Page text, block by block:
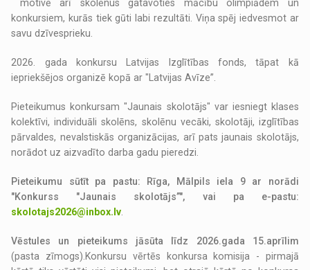
motivē arī skolēnus gatavoties mācību olimpiādēm un
konkursiem, kurās tiek gūti labi rezultāti. Viņa spēj iedvesmot ar
savu dzīvesprieku.
2026. gada konkursu Latvijas Izglītības fonds, tāpat kā
iepriekšējos organizē kopā ar "Latvijas Avīze”.
Pieteikumus konkursam "Jaunais skolotājs" var iesniegt klases
kolektīvi, individuāli skolēns, skolēnu vecāki, skolotāji, izglītības
pārvaldes, nevalstiskās organizācijas, arī pats jaunais skolotājs,
norādot uz aizvadīto darba gadu pieredzi.
Pieteikumu sūtīt pa pastu: Rīga, Mālpils iela 9 ar norādi
"Konkurss "Jaunais skolotājs”", vai pa e-pastu:
skolotajs2026@inbox.lv
Vēstules un pieteikums jāsūta līdz 2026.gada 15.aprīlim
(pasta zīmogs).Konkursu vērtēs konkursa komisija - pirmajā